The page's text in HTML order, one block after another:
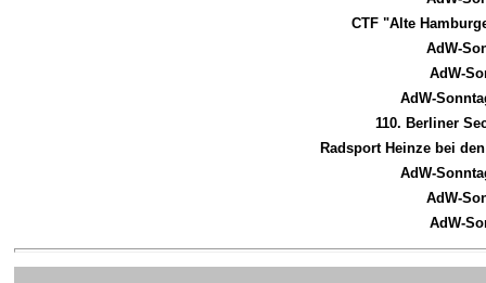
CTF "Alte
AdW-
AdW-
AdW-
110. Berliner
Radsport Heinze bei
AdW-
AdW-
AdW-